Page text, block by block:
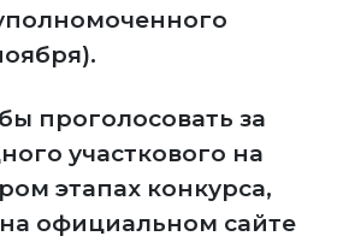
проголосовать за
участкового на
этапах конкурса,
официальном сайте